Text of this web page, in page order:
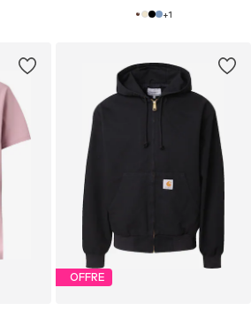
+1
OFFRE